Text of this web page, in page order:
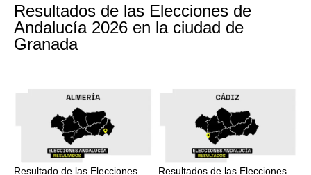
Resultados de las Elecciones de
Andalucía 2026 en la ciudad de
Granada
Resultado de las Elecciones
Resultados de las Elecciones